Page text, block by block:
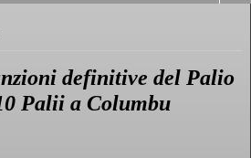
definitive del Palio
Palii a Columbu